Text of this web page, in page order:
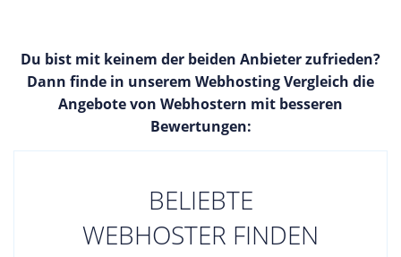
Du bist mit keinem der beiden Anbieter zufrieden?
Dann finde in unserem Webhosting Vergleich die
Angebote von Webhostern mit besseren
Bewertungen:
BELIEBTE
WEBHOSTER FINDEN